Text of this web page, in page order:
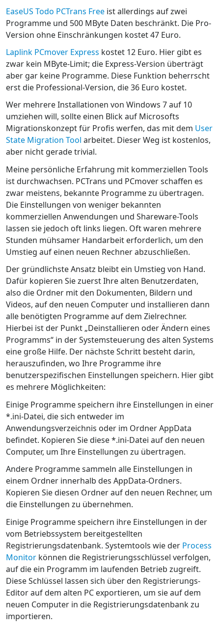
EaseUS Todo PCTrans Free ist allerdings auf zwei
Programme und 500 MByte Daten beschränkt. Die Pro-
Version ohne Einschränkungen kostet 47 Euro.
Laplink PCmover Express kostet 12 Euro. Hier gibt es
zwar kein MByte-Limit; die Express-Version überträgt
aber gar keine Programme. Diese Funktion beherrscht
erst die Professional-Version, die 36 Euro kostet.
Wer mehrere Installationen von Windows 7 auf 10
umziehen will, sollte einen Blick auf Microsofts
Migrationskonzept für Profis werfen, das mit dem User
State Migration Tool arbeitet. Dieser Weg ist kostenlos,
aber nicht gerade trivial.
Meine persönliche Erfahrung mit kommerziellen Tools
ist durchwachsen. PCTrans und PCmover schaffen es
zwar meistens, bekannte Programme zu übertragen.
Die Einstellungen von weniger bekannten
kommerziellen Anwendungen und Shareware-Tools
lassen sie jedoch oft links liegen. Oft waren mehrere
Stunden mühsamer Handarbeit erforderlich, um den
Umstieg auf einen neuen Rechner abzuschließen.
Der gründlichste Ansatz bleibt ein Umstieg von Hand.
Dafür kopieren Sie zuerst Ihre alten Benutzerdaten,
also die Ordner mit den Dokumenten, Bildern und
Videos, auf den neuen Computer und installieren dann
alle benötigten Programme auf dem Zielrechner.
Hierbei ist der Punkt „Deinstallieren oder Ändern eines
Programms“ in der Systemsteuerung des alten Systems
eine große Hilfe. Der nächste Schritt besteht darin,
herauszufinden, wo Ihre Programme ihre
benutzerspezifischen Einstellungen speichern. Hier gibt
es mehrere Möglichkeiten:
Einige Programme speichern ihre Einstellungen in einer
*.ini-Datei, die sich entweder im
Anwendungsverzeichnis oder im Ordner AppData
befindet. Kopieren Sie diese *.ini-Datei auf den neuen
Computer, um Ihre Einstellungen zu übertragen.
Andere Programme sammeln alle Einstellungen in
einem Ordner innerhalb des AppData-Ordners.
Kopieren Sie diesen Ordner auf den neuen Rechner, um
die Einstellungen zu übernehmen.
Einige Programme speichern ihre Einstellungen in der
vom Betriebssystem bereitgestellten
Registrierungsdatenbank. Systemtools wie der Process
Monitor können die Registrierungsschlüssel verfolgen,
auf die ein Programm im laufenden Betrieb zugreift.
Diese Schlüssel lassen sich über den Registrierungs-
Editor auf dem alten PC exportieren, um sie auf dem
neuen Computer in die Registrierungsdatenbank zu
importieren.